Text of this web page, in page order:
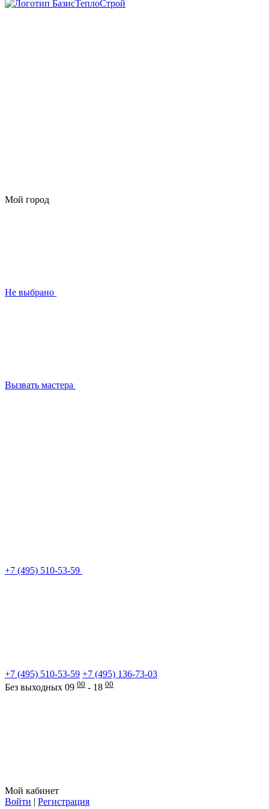
Мой город
Не выбрано
Вызвать мастера
+7 (495) 510-53-59
+7 (495) 510-53-59 +7 (495) 136-73-03
Без выходных 09 00 - 18 00
Мой кабинет
Войти | Регистрация